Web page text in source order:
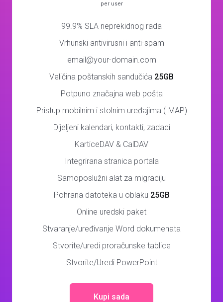
per user
99.9% SLA neprekidnog rada
Vrhunski antivirusni i anti-spam
email@your-domain.com
Veličina poštanskih sandučića 25GB
Potpuno značajna web pošta
Pristup mobilnim i stolnim uređajima (IMAP)
Dijeljeni kalendari, kontakti, zadaci
KarticeDAV & CalDAV
Integrirana stranica portala
Samoposlužni alat za migraciju
Pohrana datoteka u oblaku 25GB
Online uredski paket
Stvaranje/uređivanje Word dokumenata
Stvorite/uredi proračunske tablice
Stvorite/Uredi PowerPoint
Kupi sada